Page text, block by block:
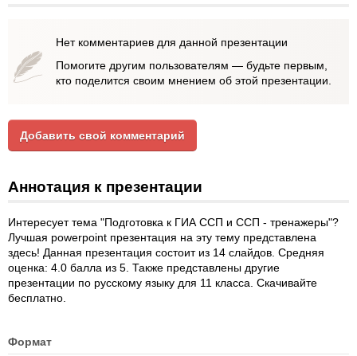
Нет комментариев для данной презентации
Помогите другим пользователям — будьте первым,
кто поделится своим мнением об этой презентации.
Добавить свой комментарий
Аннотация к презентации
Интересует тема "Подготовка к ГИА ССП и ССП - тренажеры"?
Лучшая powerpoint презентация на эту тему представлена
здесь! Данная презентация состоит из 14 слайдов. Средняя
оценка: 4.0 балла из 5. Также представлены другие
презентации по русскому языку для 11 класса. Скачивайте
бесплатно.
Формат